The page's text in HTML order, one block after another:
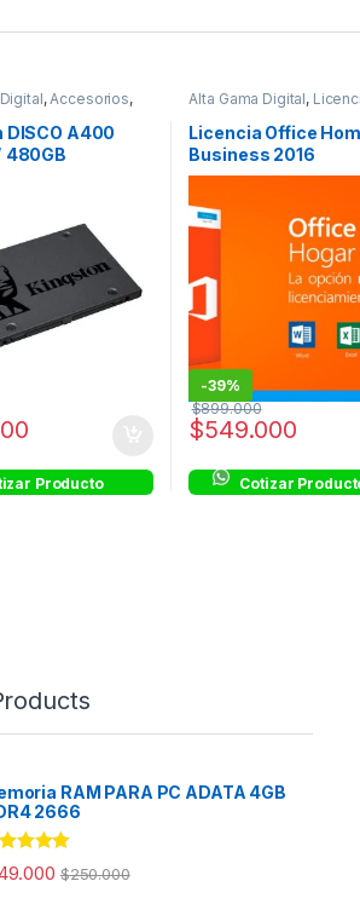
,Accesorios,
DISCO A400
480GB
Producto
Alta Gama Digital,
Licencias Transferibles
Licencia Office
Business 2016
TRANSFERIBLE FPP
-39%
$549.000
$899.000
Cotizar
RAM PARA PC ADATA 4GB
2666
5.00
of 5
$250.000